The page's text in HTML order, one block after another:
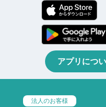
アプリにつ
法人のお客様